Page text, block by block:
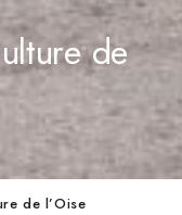
de
de l’Oise